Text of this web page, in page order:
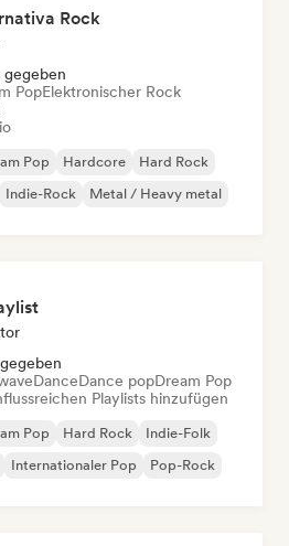
Rock
PopElektronischer Rock
Pop Hardcore
Hard Rock
Indie-Rock Metal / Heavy metal
DanceDance popDream Pop
Playlists hinzufügen
Pop Hard Rock
Indie-Folk
Internationaler Pop Pop-Rock